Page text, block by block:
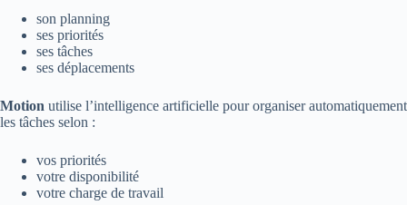
son planning
ses priorités
ses tâches
ses déplacements
Motion utilise l’intelligence artificielle pour organiser automatiquement
les tâches selon :
vos priorités
votre disponibilité
votre charge de travail